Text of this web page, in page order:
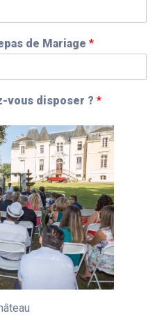
de Mariage *
vous disposer ? *